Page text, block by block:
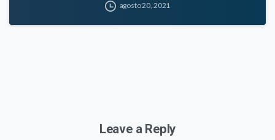
agosto 20, 2021
Leave a Reply